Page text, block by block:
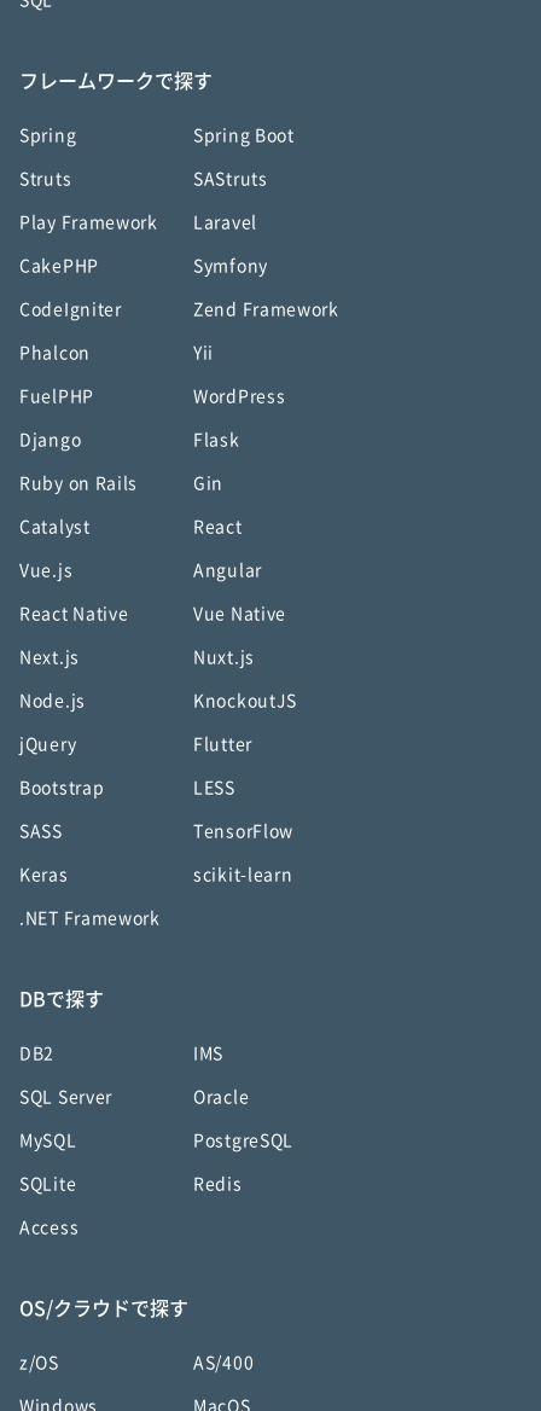
フレームワークで探す
Spring Spring Boot
Struts SAStruts
Play Framework Laravel
CakePHP Symfony
CodeIgniter Zend Framework
Phalcon Yii
FuelPHP WordPress
Django Flask
Ruby on Rails Gin
Catalyst React
Vue.js Angular
React Native Vue Native
Next.js Nuxt.js
Node.js KnockoutJS
jQuery Flutter
Bootstrap LESS
SASS TensorFlow
Keras scikit-learn
.NET Framework
DBで探す
DB2 IMS
SQL Server Oracle
MySQL PostgreSQL
SQLite Redis
Access
OS/クラウドで探す
z/OS AS/400
Windows MacOS